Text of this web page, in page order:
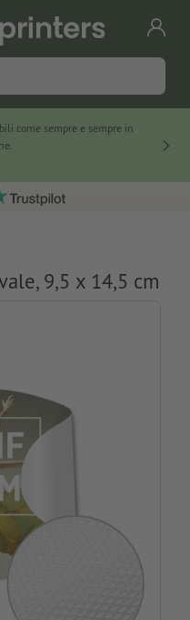
come sempre e sempre in
9,5 x 14,5 cm